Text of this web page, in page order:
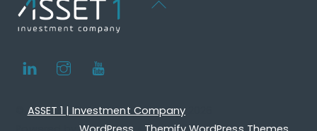
Back
LinkedIn Instagram
ASSET 1 | Investment Company